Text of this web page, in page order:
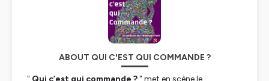
ABOUT QUI C'EST QUI COMMANDE ?
" Qui c’est qui commande ?" met en scène le